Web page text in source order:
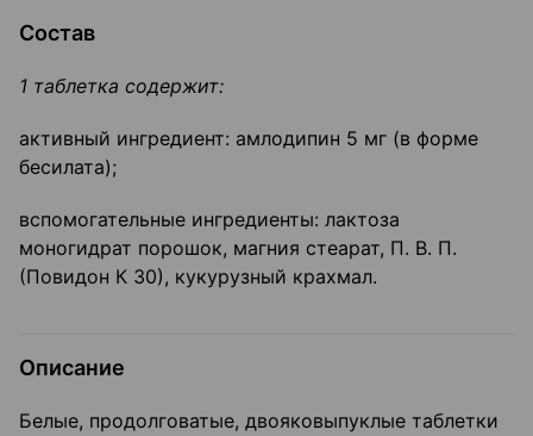
Состав
1 таблетка содержит:
активный ингредиент: амлодипин 5 мг (в форме
бесилата);
вспомогательные ингредиенты: лактоза
моногидрат порошок, магния стеарат, П. В. П.
(Повидон К 30), кукурузный крахмал.
Описание
Белые, продолговатые, двояковыпуклые таблетки